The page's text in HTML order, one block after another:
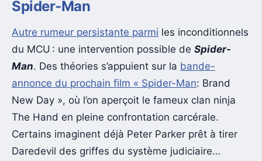
Spider-Man
Autre rumeur persistante parmi les inconditionnels
du MCU : une intervention possible de Spider-
Man. Des théories s’appuient sur la bande-
annonce du prochain film « Spider-Man: Brand
New Day », où l’on aperçoit le fameux clan ninja
The Hand en pleine confrontation carcérale.
Certains imaginent déjà Peter Parker prêt à tirer
Daredevil des griffes du système judiciaire…